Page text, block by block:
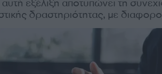
αυτή εξέλιξη αποτυπώνει τη
δραστηριότητας, με